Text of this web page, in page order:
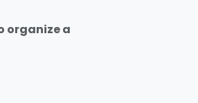
organize a